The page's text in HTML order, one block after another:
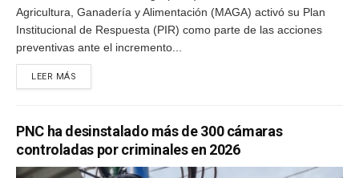
Agricultura, Ganadería y Alimentación (MAGA) activó su Plan
Institucional de Respuesta (PIR) como parte de las acciones
preventivas ante el incremento...
LEER MÁS
PNC ha desinstalado más de 300 cámaras
controladas por criminales en 2026